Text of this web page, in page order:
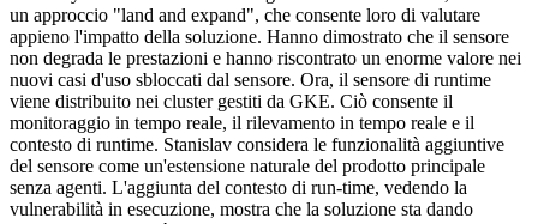
un approccio "land and expand", che consente loro di valutare
appieno l'impatto della soluzione. Hanno dimostrato che il sensore
non degrada le prestazioni e hanno riscontrato un enorme valore nei
nuovi casi d'uso sbloccati dal sensore. Ora, il sensore di runtime
viene distribuito nei cluster gestiti da GKE. Ciò consente il
monitoraggio in tempo reale, il rilevamento in tempo reale e il
contesto di runtime. Stanislav considera le funzionalità aggiuntive
del sensore come un'estensione naturale del prodotto principale
senza agenti. L'aggiunta del contesto di run-time, vedendo la
vulnerabilità in esecuzione, mostra che la soluzione sta dando